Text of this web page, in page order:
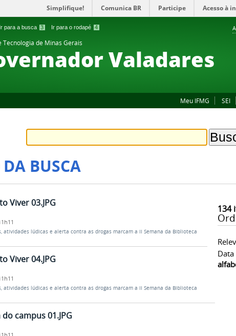
Ir para a busca 3 Ir para o rodapé 4
Simplifique! Comunica BR Participe Acesso à
Tecnologia de Minas Gerais
Valadares
Meu IFMG SEI
BUSCA
134
Viver 03.JPG
atividades lúdicas e alerta contra as drogas marcam a II Semana da Biblioteca
Viver 04.JPG
atividades lúdicas e alerta contra as drogas marcam a II Semana da Biblioteca
campus 01.JPG